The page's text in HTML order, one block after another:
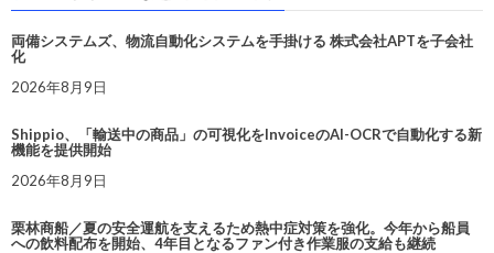
両備システムズ、物流自動化システムを手掛ける 株式会社APTを子会社
化
2026年8月9日
Shippio、「輸送中の商品」の可視化をInvoiceのAI-OCRで自動化する新
機能を提供開始
2026年8月9日
栗林商船／夏の安全運航を支えるため熱中症対策を強化。今年から船員
への飲料配布を開始、4年目となるファン付き作業服の支給も継続